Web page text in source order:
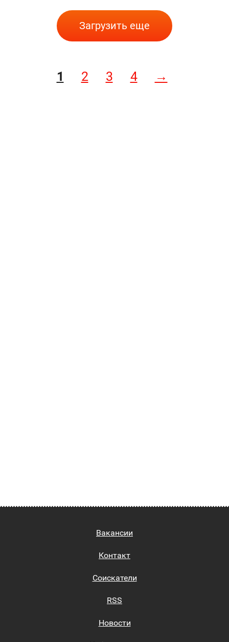
Загрузить еще
1 2 3 4 →
Вакансии
Контакт
Соискатели
RSS
Новости